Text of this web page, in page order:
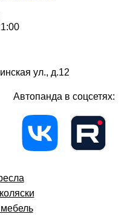
ул., д.12
Автопанда в соцсетях: